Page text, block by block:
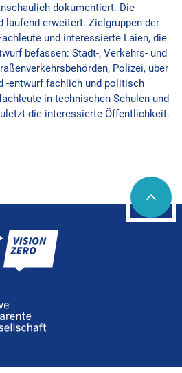
dokumentiert. Die
laufend erweitert. Zielgruppen der
und interessierte Laien, die
befassen: Stadt-, Verkehrs- und
Polizei, über
-entwurf fachlich und politisch
in technischen Schulen und
die interessierte Öffentlichkeit.